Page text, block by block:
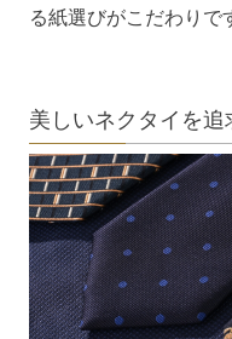
る紙選びがこだわりで
美しいネクタイを追